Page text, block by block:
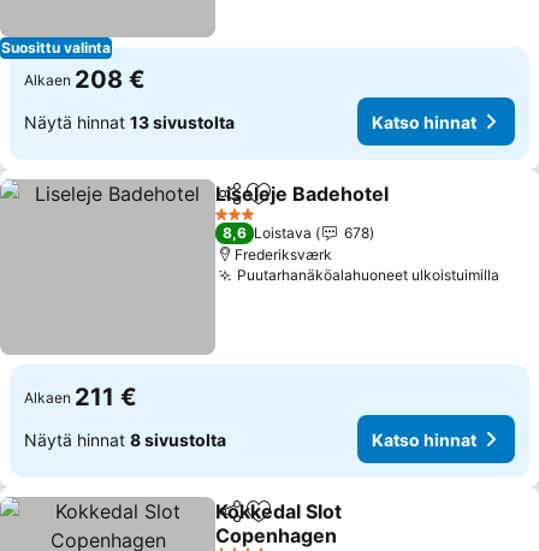
Suosittu valinta
Alkaen 208 €
Näytä hinnat 13 sivustolta Katso hinnat
Jaa Lisää suosikkeihin
Liseleje Badehotel
3 Tähtiluokitus
8,6 Loistava
678
Frederiksværk
Puutarhanäköalahuoneet ulkoistuimilla
Alkaen 211 €
Näytä hinnat 8 sivustolta Katso hinnat
Jaa Lisää suosikkeihin
Kokkedal Slot
Copenhagen